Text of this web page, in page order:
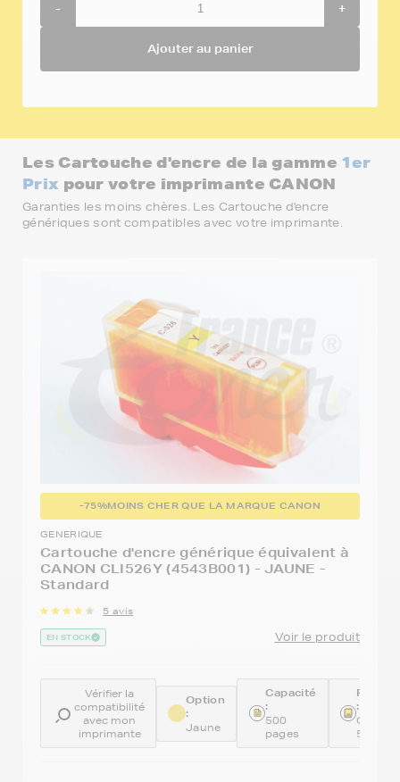
- +
Ajouter au panier
Les Cartouche d'encre de la gamme 1er
Prix pour votre imprimante CANON
Garanties les moins chères. Les Cartouche d'encre
génériques sont compatibles avec votre imprimante.
-75%MOINS CHER QUE LA MARQUE CANON
GENERIQUE
Cartouche d'encre générique équivalent à
CANON CLI526Y (4543B001) - JAUNE -
Standard
5 avis
EN STOCK Voir le produit
Vérifier la
compatibilité
avec mon
imprimante
Option
:
Jaune
Capacité
:
500
pages
:
526Y